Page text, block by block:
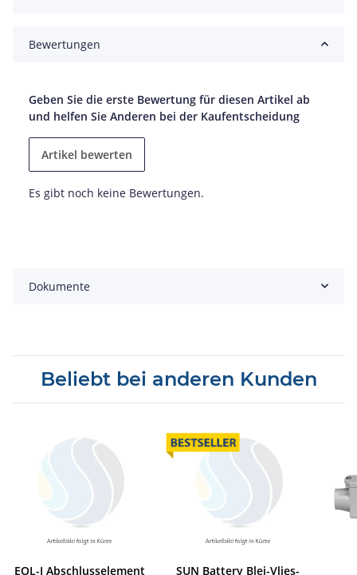
Bewertungen
Geben Sie die erste Bewertung für diesen Artikel ab
und helfen Sie Anderen bei der Kaufentscheidung
Artikel bewerten
Es gibt noch keine Bewertungen.
Dokumente
Beliebt bei anderen Kunden
EOL-I Abschlusselement
SUN Battery Blei-Vlies-